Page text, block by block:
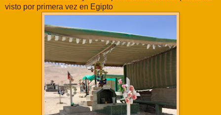
visto por primera vez en Egipto